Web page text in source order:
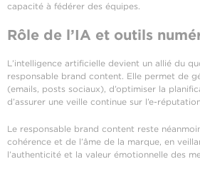
capacité à fédérer des équipes.
Rôle de l’IA et outils
L’intelligence artificielle devient un allié du
responsable brand content. Elle permet de
(emails, posts sociaux), d’optimiser la
d’assurer une veille continue sur l’e-
Le responsable brand content reste
cohérence et de l’âme de la marque, en
l’authenticité et la valeur émotionnelle des